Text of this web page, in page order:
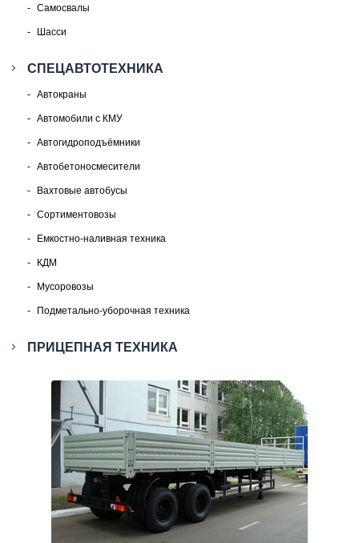
Самосвалы
Шасси
СПЕЦАВТОТЕХНИКА
Автокраны
Автомобили с КМУ
Автогидроподъёмники
Автобетоносмесители
Вахтовые автобусы
Сортиментовозы
Емкостно-наливная техника
КДМ
Мусоровозы
Подметально-уборочная техника
ПРИЦЕПНАЯ ТЕХНИКА